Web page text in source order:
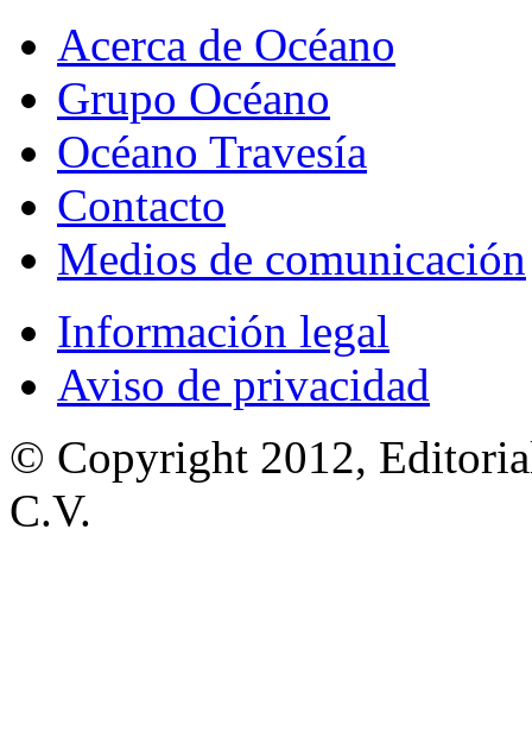
Acerca de Océano
Grupo Océano
Océano Travesía
Contacto
Medios de comunicación
Información legal
Aviso de privacidad
© Copyright 2012,
C.V.